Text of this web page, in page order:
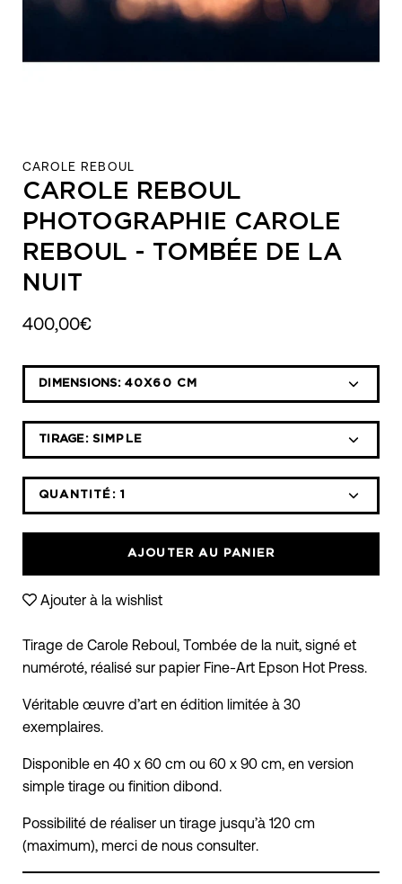
CAROLE REBOUL
CAROLE REBOUL
PHOTOGRAPHIE CAROLE
REBOUL - TOMBÉE DE LA
NUIT
400,00€
DIMENSIONS: 40X60 CM
TIRAGE: SIMPLE
Sélectionnez
la
liste
déroulante
des
variantes
QUANTITÉ: 1
AJOUTER AU PANIER
Ajouter à la wishlist
Tirage de Carole Reboul, Tombée de la nuit, signé et
numéroté, réalisé sur papier Fine-Art Epson Hot Press.
Véritable œuvre d’art en édition limitée à 30
exemplaires.
Disponible en 40 x 60 cm ou 60 x 90 cm, en version
simple tirage ou finition dibond.
Possibilité de réaliser un tirage jusqu’à 120 cm
(maximum), merci de nous consulter.